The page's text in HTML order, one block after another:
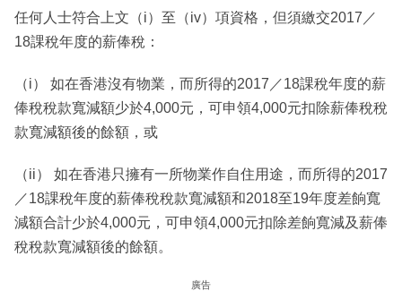
任何人士符合上文（i）至（iv）項資格，但須繳交2017／
18課稅年度的薪俸稅：
（i） 如在香港沒有物業，而所得的2017／18課稅年度的薪
俸稅稅款寬減額少於4,000元，可申領4,000元扣除薪俸稅稅
款寬減額後的餘額，或
（ii） 如在香港只擁有一所物業作自住用途，而所得的2017
／18課稅年度的薪俸稅稅款寬減額和2018至19年度差餉寬
減額合計少於4,000元，可申領4,000元扣除差餉寬減及薪俸
稅稅款寬減額後的餘額。
廣告